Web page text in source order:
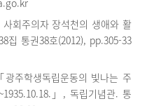
회주의자 장석천의 생애와 활
집 통권38호(2012), pp.305-33
주학생독립운동의 빛나는 주
」, 독립기념관. 통